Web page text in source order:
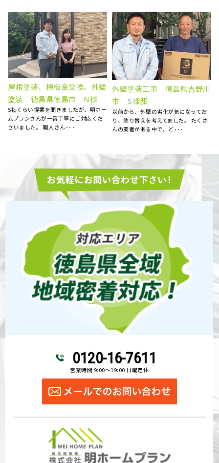
屋根雨漏り補修 徳島県阿波
市 N様邸
天井にシミが出来ていることに気がつ
き、慌てて探した明ホームプランさん
に点検のお願いをしました･･･
外壁塗装工事 徳島県阿波
市 S様
自宅の外壁の劣化が気になり、塗装を
お願いしました。 お見積りに来られた
0120-16-7611
営業時間 9:00～19:00 日曜定休